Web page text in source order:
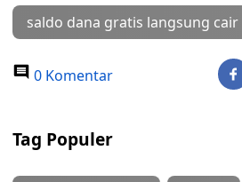
saldo dana gratis langsung cair
0 Komentar
Tag Populer